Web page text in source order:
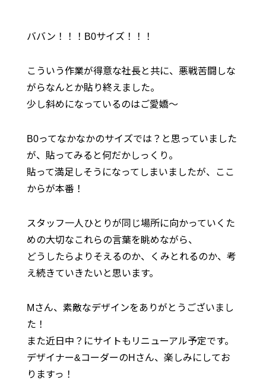
ババン！！！B0サイズ！！！
こういう作業が得意な社長と共に、悪戦苦闘しな
がらなんとか貼り終えました。
少し斜めになっているのはご愛嬌〜
B0ってなかなかのサイズでは？と思っていました
が、貼ってみると何だかしっくり。
貼って満足しそうになってしまいましたが、ここ
からが本番！
スタッフ一人ひとりが同じ場所に向かっていくた
めの大切なこれらの言葉を眺めながら、
どうしたらよりそえるのか、くみとれるのか、考
え続きていきたいと思います。
Mさん、素敵なデザインをありがとうございまし
た！
また近日中？にサイトもリニューアル予定です。
デザイナー&コーダーのHさん、楽しみにしてお
りますっ！